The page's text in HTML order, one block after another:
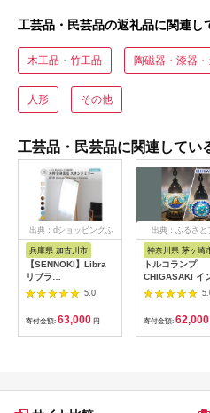
工芸品・民芸品の返礼品に関連し
木工品・竹工品 陶磁器・漆器・
人形 その他
工芸品・民芸品に関連してい
出典：dショッピングふ
るさと納税
兵庫県 加古川市
【SENNOKI】Libra
リブラ
W60×D2.5×H153cm
木枠全身インテリアス
タンドミラー(10色)
【2406M05008-13】
5.0
寄付金額: 63,000 円
出典：ふるさと
神奈川県 茅ヶ崎
トルコランプ
CHIGASAKI イ
ア テーブルラン
かり おしゃれ 置
帽子岩デザイン
やか 青 ブルー
お店 寝室 リビ
寄付金額: 62,000